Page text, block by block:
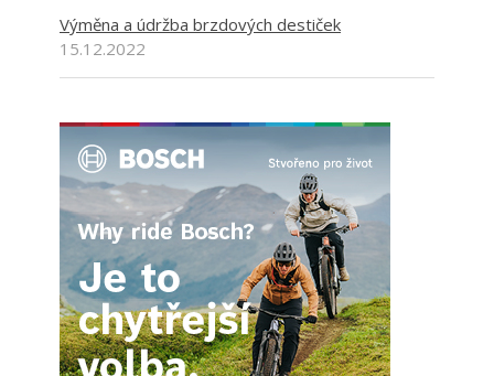
Výměna a údržba brzdových destiček
15.12.2022